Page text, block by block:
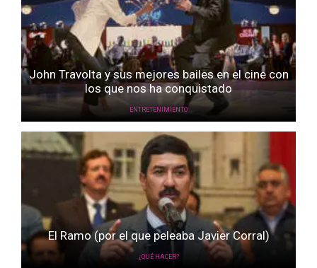
John Travolta y sus mejores bailes en el cine con
los que nos ha conquistado
ENTRETENIMIENTO
El Ramo (por el que peleaba Javier Corral)
¿QUÉ HACER?